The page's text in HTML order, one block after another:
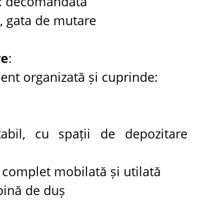
gata de mutare
:
organizată și cuprinde:
cu spații de depozitare
mobilată și utilată
de duș